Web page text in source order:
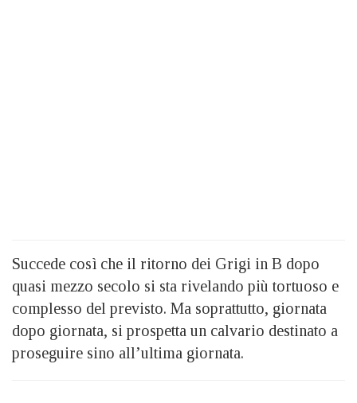
Succede così che il ritorno dei Grigi in B dopo
quasi mezzo secolo si sta rivelando più tortuoso e
complesso del previsto. Ma soprattutto, giornata
dopo giornata, si prospetta un calvario destinato a
proseguire sino all’ultima giornata.